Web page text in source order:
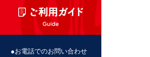
お電話でのお問い合わせ